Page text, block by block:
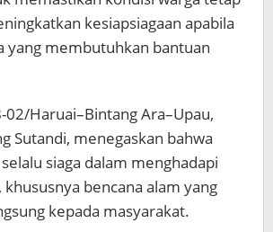
kesiapsiagaan apabila
yang membutuhkan bantuan
Haruai–Bintang Ara–Upau,
Sutandi, menegaskan bahwa
siaga dalam menghadapi
bencana alam yang
kepada masyarakat.